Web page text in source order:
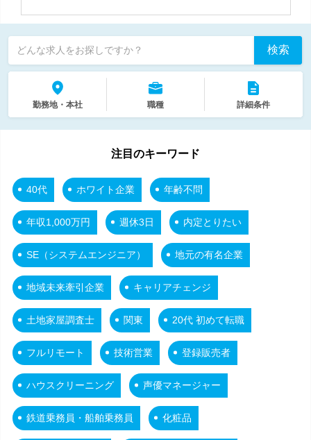
どんな求人をお探しですか？ 検索
勤務地・本社 職種 詳細条件
注目のキーワード
40代 ホワイト企業 年齢不問
年収1,000万円 週休3日 内定とりたい
SE（システムエンジニア） 地元の有名企業
地域未来牽引企業 キャリアチェンジ
土地家屋調査士 関東 20代 初めて転職
フルリモート 技術営業 登録販売者
ハウスクリーニング 声優マネージャー
鉄道乗務員・船舶乗務員 化粧品